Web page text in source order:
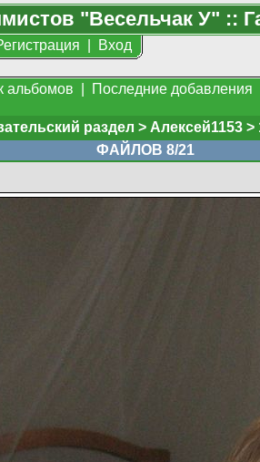
"Весельчак У" ::
Вход
альбомов Последние добавления
раздел > Алексей1153 >
ФАЙЛОВ 8/21